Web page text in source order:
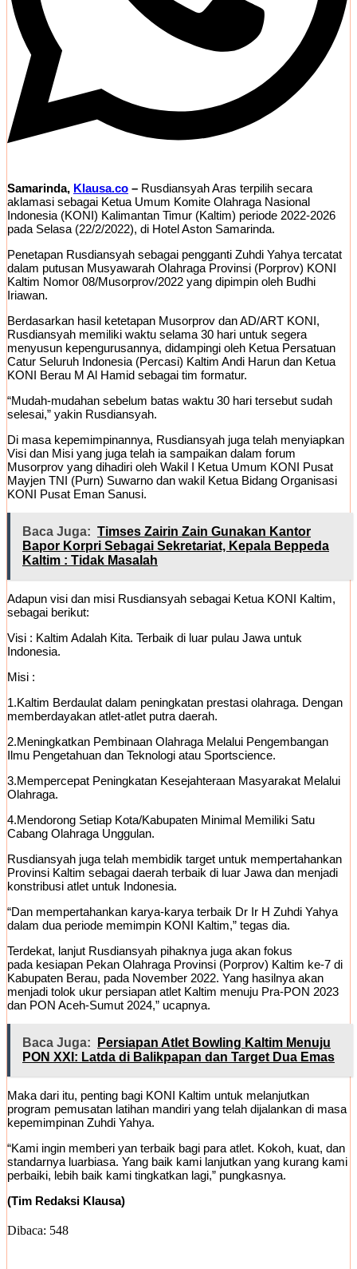
Samarinda, Klausa.co – Rusdiansyah Aras terpilih secara
aklamasi sebagai Ketua Umum Komite Olahraga Nasional
Indonesia (KONI) Kalimantan Timur (Kaltim) periode 2022-2026
pada Selasa (22/2/2022), di Hotel Aston Samarinda.
Penetapan Rusdiansyah sebagai pengganti Zuhdi Yahya tercatat
dalam putusan Musyawarah Olahraga Provinsi (Porprov) KONI
Kaltim Nomor 08/Musorprov/2022 yang dipimpin oleh Budhi
Iriawan.
Berdasarkan hasil ketetapan Musorprov dan AD/ART KONI,
Rusdiansyah memiliki waktu selama 30 hari untuk segera
menyusun kepengurusannya, didampingi oleh Ketua Persatuan
Catur Seluruh Indonesia (Percasi) Kaltim Andi Harun dan Ketua
KONI Berau M Al Hamid sebagai tim formatur.
“Mudah-mudahan sebelum batas waktu 30 hari tersebut sudah
selesai,” yakin Rusdiansyah.
Di masa kepemimpinannya, Rusdiansyah juga telah menyiapkan
Visi dan Misi yang juga telah ia sampaikan dalam forum
Musorprov yang dihadiri oleh Wakil I Ketua Umum KONI Pusat
Mayjen TNI (Purn) Suwarno dan wakil Ketua Bidang Organisasi
KONI Pusat Eman Sanusi.
Baca Juga: Timses Zairin Zain Gunakan Kantor
Bapor Korpri Sebagai Sekretariat, Kepala Beppeda
Kaltim : Tidak Masalah
Adapun visi dan misi Rusdiansyah sebagai Ketua KONI Kaltim,
sebagai berikut:
Visi : Kaltim Adalah Kita. Terbaik di luar pulau Jawa untuk
Indonesia.
Misi :
1.Kaltim Berdaulat dalam peningkatan prestasi olahraga. Dengan
memberdayakan atlet-atlet putra daerah.
2.Meningkatkan Pembinaan Olahraga Melalui Pengembangan
Ilmu Pengetahuan dan Teknologi atau Sportscience.
3.Mempercepat Peningkatan Kesejahteraan Masyarakat Melalui
Olahraga.
4.Mendorong Setiap Kota/Kabupaten Minimal Memiliki Satu
Cabang Olahraga Unggulan.
Rusdiansyah juga telah membidik target untuk mempertahankan
Provinsi Kaltim sebagai daerah terbaik di luar Jawa dan menjadi
konstribusi atlet untuk Indonesia.
“Dan mempertahankan karya-karya terbaik Dr Ir H Zuhdi Yahya
dalam dua periode memimpin KONI Kaltim,” tegas dia.
Terdekat, lanjut Rusdiansyah pihaknya juga akan fokus
pada kesiapan Pekan Olahraga Provinsi (Porprov) Kaltim ke-7 di
Kabupaten Berau, pada November 2022. Yang hasilnya akan
menjadi tolok ukur persiapan atlet Kaltim menuju Pra-PON 2023
dan PON Aceh-Sumut 2024,” ucapnya.
Baca Juga:
Persiapan Atlet Bowling Kaltim Menuju
PON XXI: Latda di Balikpapan dan Target Dua Emas
Maka dari itu, penting bagi KONI Kaltim untuk melanjutkan
program pemusatan latihan mandiri yang telah dijalankan di masa
kepemimpinan Zuhdi Yahya.
“Kami ingin memberi yan terbaik bagi para atlet. Kokoh, kuat, dan
standarnya luarbiasa. Yang baik kami lanjutkan yang kurang kami
perbaiki, lebih baik kami tingkatkan lagi,” pungkasnya.
(Tim Redaksi Klausa)
Dibaca: 548